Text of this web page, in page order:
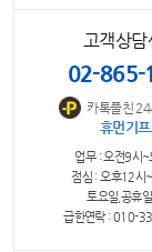
고객상담
02-865-
카톡플친
휴먼기
업무 : 오전9시~
점심 : 오후12시
토요일,공휴
급한연락 : 010-